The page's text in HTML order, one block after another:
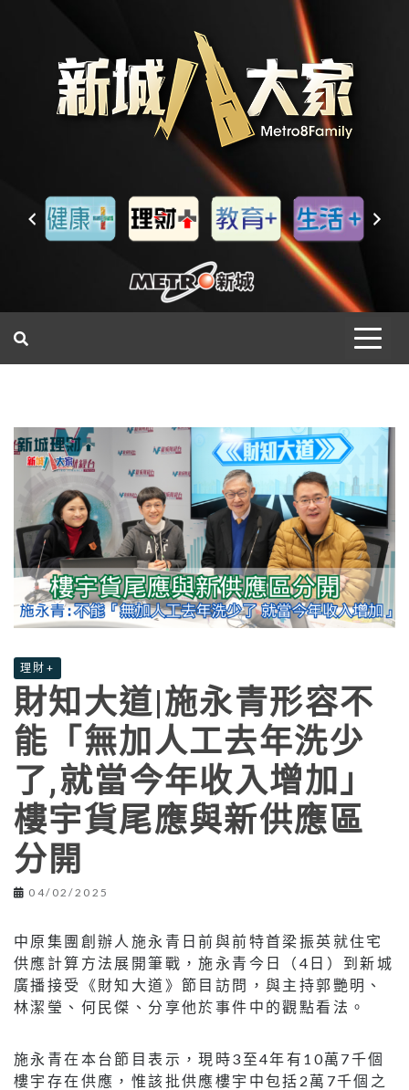
理財+
財知大道|施永青形容不
能「無加人工去年洗少
了,就當今年收入增加」
樓宇貨尾應與新供應區
分開
04/02/2025
中原集團創辦人施永青日前與前特首梁振英就住宅
供應計算方法展開筆戰，施永青今日（4日）到新城
廣播接受《財知大道》節目訪問，與主持郭艷明、
林潔瑩、何民傑、分享他於事件中的觀點看法。
施永青在本台節目表示，現時3至4年有10萬7千個
樓宇存在供應，惟該批供應樓宇中包括2萬7千個之